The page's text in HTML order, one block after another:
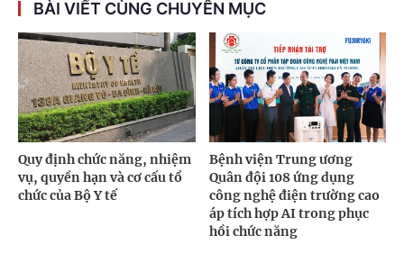
BÀI VIẾT CÙNG CHUYÊN MỤC
Quy định chức năng, nhiệm
vụ, quyền hạn và cơ cấu tổ
chức của Bộ Y tế
Bệnh viện Trung ương
Quân đội 108 ứng dụng
công nghệ điện trường cao
áp tích hợp AI trong phục
hồi chức năng